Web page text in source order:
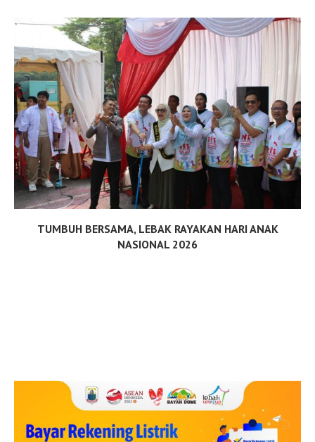
TUMBUH BERSAMA, LEBAK RAYAKAN HARI ANAK
NASIONAL 2026